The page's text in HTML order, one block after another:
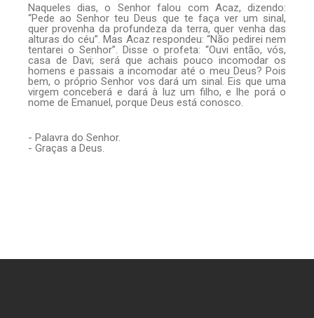
Naqueles dias, o Senhor falou com Acaz, dizendo:
“Pede ao Senhor teu Deus que te faça ver um sinal,
quer provenha da profundeza da terra, quer venha das
alturas do céu”. Mas Acaz respondeu: “Não pedirei nem
tentarei o Senhor”. Disse o profeta: “Ouvi então, vós,
casa de Davi; será que achais pouco incomodar os
homens e passais a incomodar até o meu Deus? Pois
bem, o próprio Senhor vos dará um sinal. Eis que uma
virgem conceberá e dará à luz um filho, e lhe porá o
nome de Emanuel, porque Deus está conosco.
- Palavra do Senhor.
- Graças a Deus.